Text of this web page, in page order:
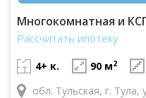
Многокомнатная и
Рассчитать ипотеку
4+ к. 90 м2
обл. Тульская, г.